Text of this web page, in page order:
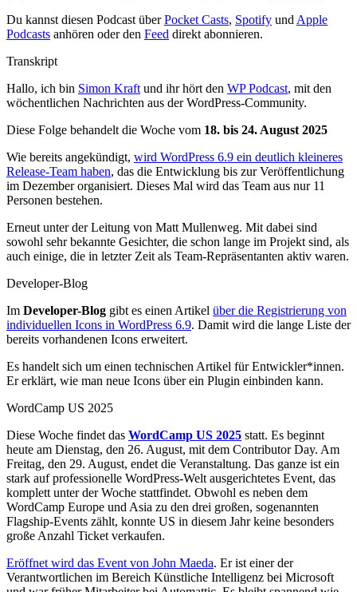
Du kannst diesen Podcast überPocket Casts, Spotify und Apple
Podcasts anhören oder den Feed direkt abonnieren.
Transkript
Hallo, ich bin Simon Kraft und ihr hört den WP Podcast, mit den
wöchentlichen Nachrichten aus der WordPress-Community.
Diese Folge behandelt die Woche vom 18. bis 24. August 2025
Wie bereits angekündigt, wird WordPress 6.9 ein deutlich kleineres
Release-Team haben, das die Entwicklung bis zur Veröffentlichung
im Dezember organisiert. Dieses Mal wird das Team aus nur 11
Personen bestehen.
Erneut unter der Leitung von Matt Mullenweg. Mit dabei sind
sowohl sehr bekannte Gesichter, die schon lange im Projekt sind, als
auch einige, die in letzter Zeit als Team-Repräsentanten aktiv waren.
Developer-Blog
Im Developer-Blog gibt es einen Artikel über die Registrierung von
individuellen Icons in WordPress 6.9. Damit wird die lange Liste der
bereits vorhandenen Icons erweitert.
Es handelt sich um einen technischen Artikel für Entwickler*innen.
Er erklärt, wie man neue Icons über ein Plugin einbinden kann.
WordCamp US 2025
Diese Woche findet das WordCamp US 2025 statt. Es beginnt
heute am Dienstag, den 26. August, mit dem Contributor Day. Am
Freitag, den 29. August, endet die Veranstaltung. Das ganze ist ein
stark auf professionelle WordPress-Welt ausgerichtetes Event, das
komplett unter der Woche stattfindet. Obwohl es neben dem
WordCamp Europe und Asia zu den drei großen, sogenannten
Flagship-Events zählt, konnte US in diesem Jahr keine besonders
große Anzahl Ticket verkaufen.
Eröffnet wird das Event von John Maeda. Er ist einer der
Verantwortlichen im Bereich Künstliche Intelligenz bei Microsoft